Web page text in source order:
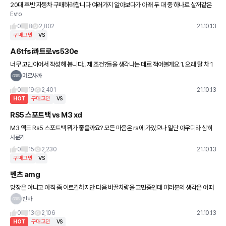
20대 후반 자동차 구매하려합니다 여러가지 알아보다가 아래 두 대 중 하나로 살꺼같은
데 어떤게 나을까요 k8은 8개월 걸린다 그러고 3 시리즈는 아직 이노베이션 패키지가 없
는거 같은데 조금이라
Evro
0
8 2,802 21.10.13
구매고민 VS
A6tfsi콰트로vs530e
너무 고민이어서 작성해 봅니다.. 제 조건?들을 생각나는 데로 적어볼게요 1. 오래 탈 차 1
머로사까
0
19 2,401 21.10.13
HOT 구매고민 VS
RS5 스포트백 vs M3 xd
M3 엑드 Rs5 스포트백 뭐가 좋을까요? 모든 마음은 rs에 가있으나 일단 아우디라 심히
고민입니다
사륜기
0
15 2,230 21.10.13
구매고민 VS
벤츠 amg
당장은 아니고 아직 좀 이르긴하지만 다음 바꿀차량을 고민중인데 여러분의 생각은 어떠
신가요? e53은 출력과 옵션이좋고 gt43은 디자인과 감성이좋고.. 음.. 아 두차량의 2열
빈하
0
13 2,106 21.10.13
HOT 구매고민 VS